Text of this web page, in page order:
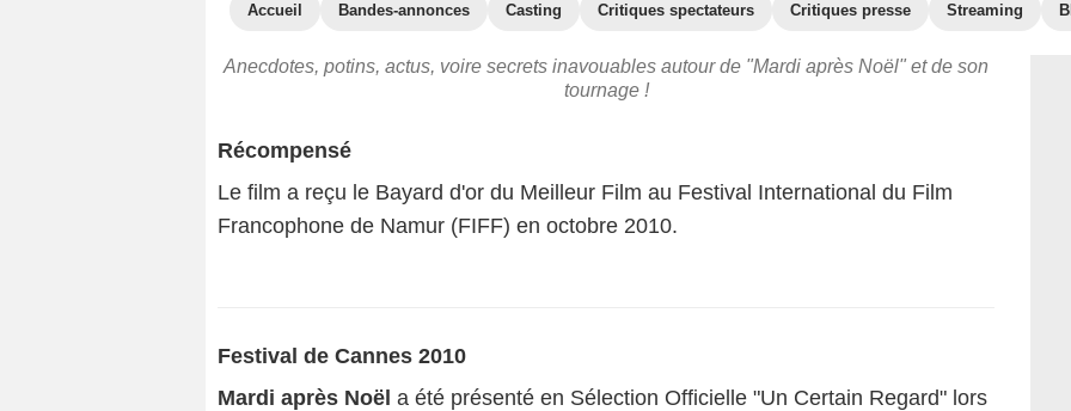
Accueil Bandes-annonces Casting Critiques spectateurs Critiques presse Streaming
Anecdotes, potins, actus, voire secrets inavouables autour de "Mardi après Noël" et de son
tournage !
Récompensé
Le film a reçu le Bayard d'or du Meilleur Film au Festival International du Film
Francophone de Namur (FIFF) en octobre 2010.
Festival de Cannes 2010
Mardi après Noël a été présenté en Sélection Officielle "Un Certain Regard" lors